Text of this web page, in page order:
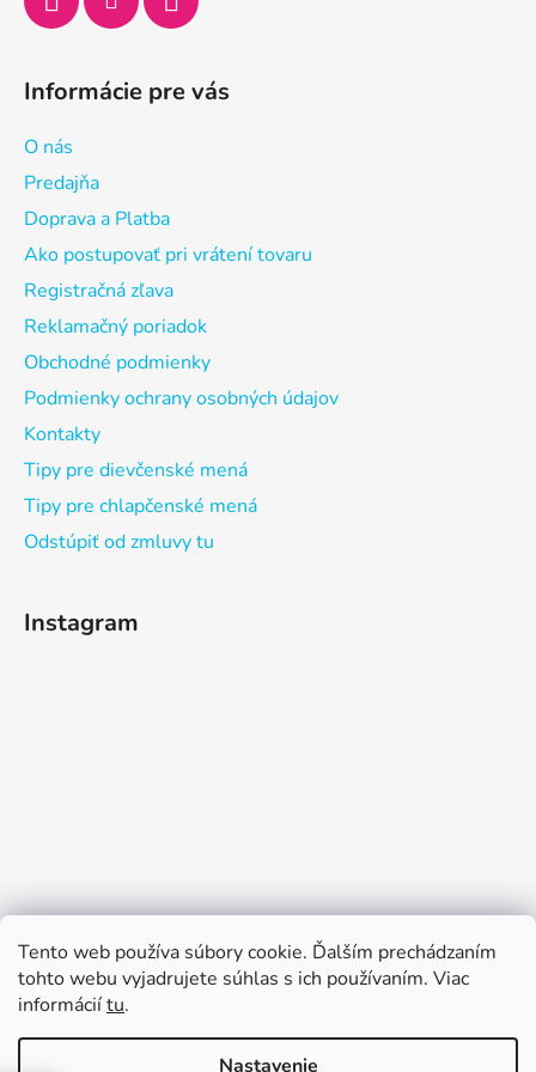
Tento web používa súbory cookie. Ďalším prechádzaním
tohto webu vyjadrujete súhlas s ich používaním. Viac
informáciítu.
Nastavenie
Informácie pre vás
O nás
Predajňa
Doprava a Platba
Ako postupovať pri vrátení tovaru
Registračná zľava
Reklamačný poriadok
Obchodné podmienky
Podmienky ochrany osobných údajov
Kontakty
Tipy pre dievčenské mená
Tipy pre chlapčenské mená
Odstúpiť od zmluvy tu
Instagram
Sledovať na Instagrame